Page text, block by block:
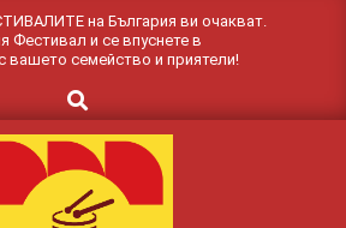
на България ви очакват.
Фестивал и се впуснете в
вашето семейство и приятели!
Search